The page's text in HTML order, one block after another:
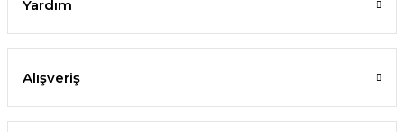
Yardım
Alışveriş